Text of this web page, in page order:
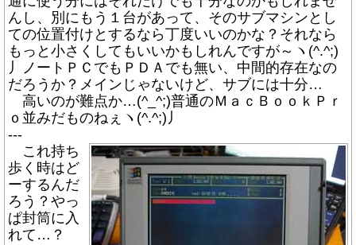
んし、別にもう１台があって、そのサブマシンとし
ての位置付けとするなら丁度いいのかな？それなら
もっと小さくしてもいいかもしれんですが～ヽ(^.^;)
丿ノートＰＣでもＰＤＡでも無い、中間的存在なの
だろうか？メインじゃないけど、サブには十分…
高いのが難点か…(^_^;)普通のＭａｃＢｏｏｋＰｒ
ｏ並みだものねぇヽ(^.^;)丿
---
これ持ち
歩く時はど
ーするんだ
ろう？やっ
ぱ封筒に入
れて…？